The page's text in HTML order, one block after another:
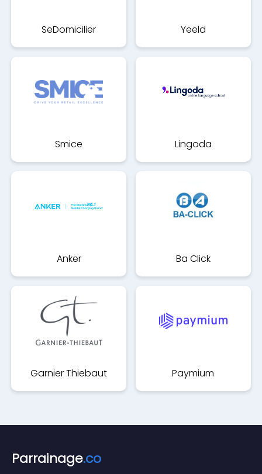
SeDomicilier Yeeld
Smice Lingoda
Anker Ba Click
Garnier Thiebaut Paymium
Parrainage.co